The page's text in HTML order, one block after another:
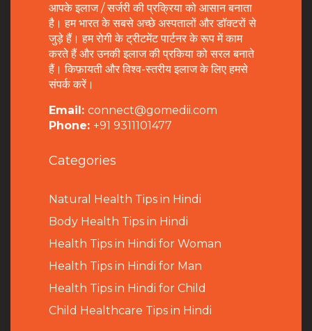
आपके इलाज / सर्जरी की प्रक्रिया को आसान बनाता
है। हम भारत के सबसे अच्छे अस्पतालों और डॉक्टरों से
जुड़े हैं। हम रोगी के ट्रीटमेंट पार्टनर के रूप में काम
करते हैं और उनकी इलाज की प्रकिया को सरल बनाते
हैं। किफ़ायती और विश्व-स्तरीय इलाज के लिए हमसे
संपर्क करें।
Email: connect@gomedii.com
Phone: +91 9311101477
Categories
Natural Health Tips in Hindi
Body Health Tips in Hindi
Health Tips in Hindi for Woman
Health Tips in Hindi for Man
Health Tips in Hindi for Child
Child Healthcare Tips in Hindi